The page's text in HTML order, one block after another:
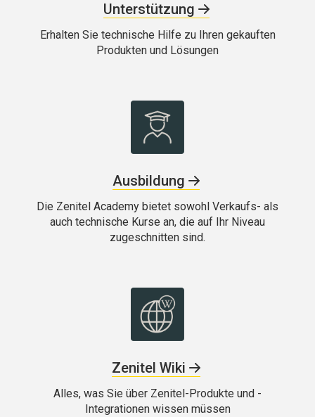
Unterstützung
Erhalten Sie technische Hilfe zu Ihren gekauften
Produkten und Lösungen
Ausbildung
Die Zenitel Academy bietet sowohl Verkaufs- als
auch technische Kurse an, die auf Ihr Niveau
zugeschnitten sind.
Zenitel Wiki
Alles, was Sie über Zenitel-Produkte und -
Integrationen wissen müssen